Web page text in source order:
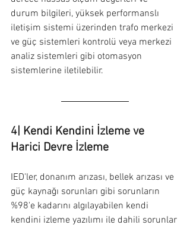
durum bilgileri, yüksek performanslı
iletişim sistemi üzerinden trafo merkezi
ve güç sistemleri kontrolü veya merkezi
analiz sistemleri gibi otomasyon
sistemlerine iletilebilir.
4| Kendi Kendini İzleme ve
Harici Devre İzleme
IED'ler, donanım arızası, bellek arızası ve
güç kaynağı sorunları gibi sorunların
%98'e kadarını algılayabilen kendi
kendini izleme yazılımı ile dahili sorunlar